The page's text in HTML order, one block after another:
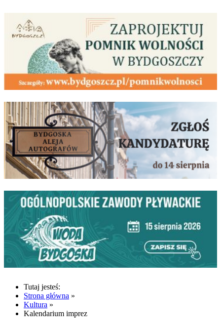
Tutaj jesteś:
Strona główna »
Kultura »
Kalendarium imprez